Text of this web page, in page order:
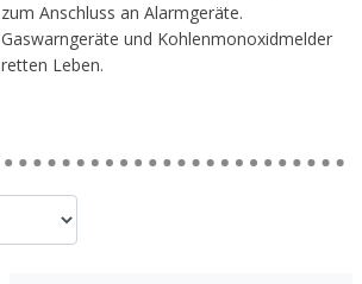
zum Anschluss an Alarmgeräte.
Gaswarngeräte und Kohlenmonoxidmelder
retten Leben.